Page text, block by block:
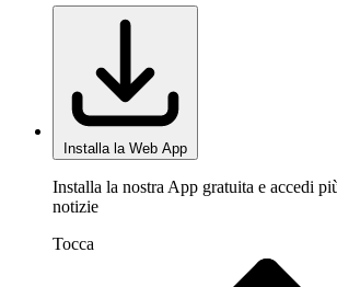
Installa la Web App
Installa la nostra App gratuita e accedi
notizie
Tocca